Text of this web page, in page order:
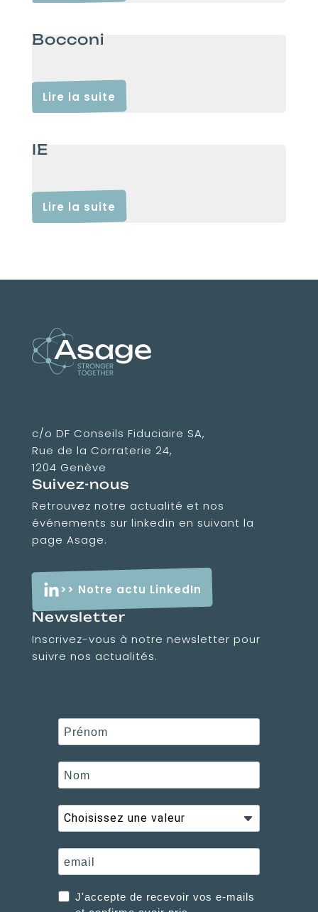
Bocconi
Lire la suite
IE
Lire la suite
c/o DF Conseils Fiduciaire SA,
Rue de la Corraterie 24,
1204 Genève
Suivez-nous
Retrouvez notre actualité et nos
événements sur linkedin en suivant la
page Asage.
>> Notre actu LinkedIn
Newsletter
Inscrivez-vous à notre newsletter pour
suivre nos actualités.
J'accepte de recevoir vos e-mails